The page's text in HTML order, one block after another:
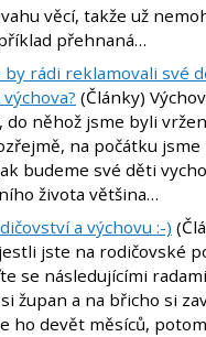
věcí, takže už
přehnaná…
rádi reklamovali své
(Články)
něhož jsme byli
na počátku
budeme své děti
života většina…
a výchovu :-)
jste na rodičovské
se následujícími
župan a na břicho si
ho devět měsíců,